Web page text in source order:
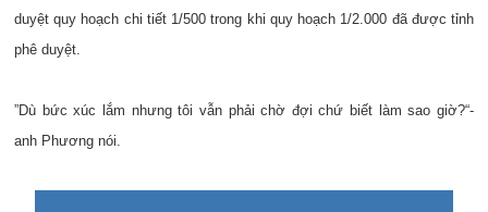
duyệt quy hoạch chi tiết 1/500 trong khi quy hoạch 1/2.000 đã được tỉnh
phê duyệt.
”Dù bức xúc lắm nhưng tôi vẫn phải chờ đợi chứ biết làm sao giờ?“-
anh Phương nói.